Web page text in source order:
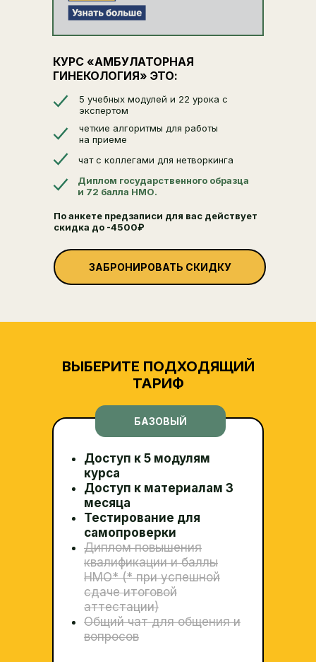
КУРС «АМБУЛАТОРНАЯ
ГИНЕКОЛОГИЯ» ЭТО:
5 учебных модулей и 22 урока с
экспертом
четкие алгоритмы для работы
на приеме
По анкете предзаписи для вас действует
скидка до -4500₽
Диплом государственного образца
и 72 балла НМО.
чат с коллегами для нетворкинга
ЗАБРОНИРОВАТЬ СКИДКУ
ВЫБЕРИТЕ ПОДХОДЯЩИЙ
ТАРИФ
98.000₽
ОСТАВИТЬ ЗАЯВКУ
Доступ к 5 модулям
курса
Доступ к материалам 3
месяца
Тестирование для
самопроверки
Диплом повышения
квалификации и баллы
НМО* (* при успешной
сдаче итоговой
аттестации)
Общий чат для общения и
вопросов
БАЗОВЫЙ